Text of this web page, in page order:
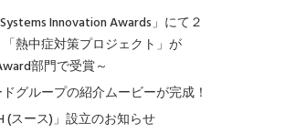
Innovation Awards」にて２
熱中症対策プロジェクト」が
部門で受賞～
グループの紹介ムービーが完成！
(スース)」設立のお知らせ